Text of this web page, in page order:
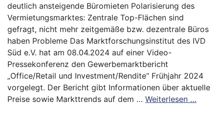
deutlich ansteigende Büromieten Polarisierung des
Vermietungsmarktes: Zentrale Top-Flächen sind
gefragt, nicht mehr zeitgemäße bzw. dezentrale Büros
haben Probleme Das Marktforschungsinstitut des IVD
Süd e.V. hat am 08.04.2024 auf einer Video-
Pressekonferenz den Gewerbemarktbericht
„Office/Retail und Investment/Rendite“ Frühjahr 2024
vorgelegt. Der Bericht gibt Informationen über aktuelle
Preise sowie Markttrends auf dem … Weiterlesen …